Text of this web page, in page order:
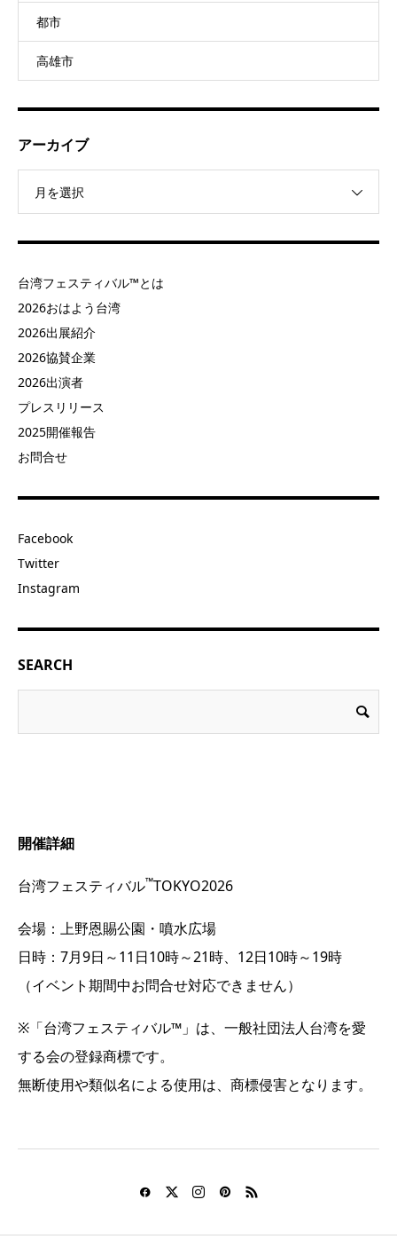
都市
高雄市
アーカイブ
月を選択
台湾フェスティバル™とは
2026おはよう台湾
2026出展紹介
2026協賛企業
2026出演者
プレスリリース
2025開催報告
お問合せ
Facebook
Twitter
Instagram
SEARCH
開催詳細
台湾フェスティバル™TOKYO2026
会場：上野恩賜公園・噴水広場
日時：7月9日～11日10時～21時、12日10時～19時
（イベント期間中お問合せ対応できません）
※「台湾フェスティバル™」は、一般社団法人台湾を愛
する会の登録商標です。
無断使用や類似名による使用は、商標侵害となります。